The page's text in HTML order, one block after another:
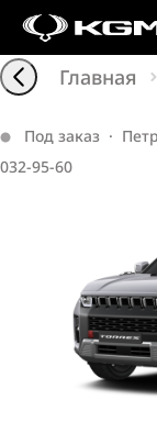
Главная
Под заказ ·
032-95-60